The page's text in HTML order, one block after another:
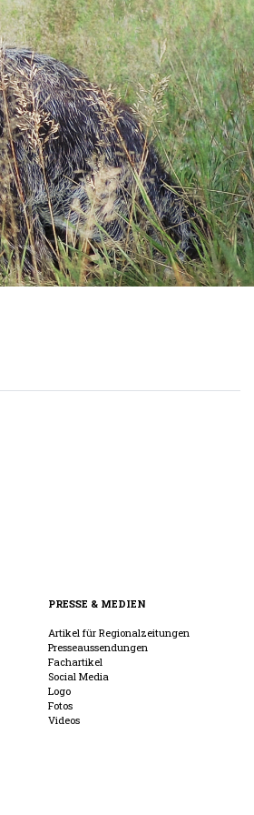
PRESSE & MEDIEN
Artikel für Regionalzeitungen
Presseaussendungen
Fachartikel
Social Media
Logo
Fotos
Videos